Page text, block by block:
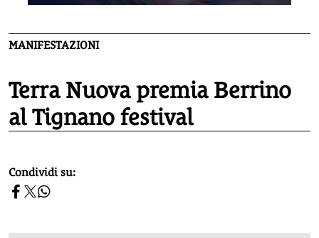
MANIFESTAZIONI
Terra Nuova premia Berrino
al Tignano festival
homepage h2
Condividi su: